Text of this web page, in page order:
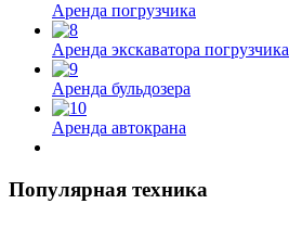
Аренда погрузчика
Аренда экскаватора погрузчика
Аренда бульдозера
Аренда автокрана
Популярная техника